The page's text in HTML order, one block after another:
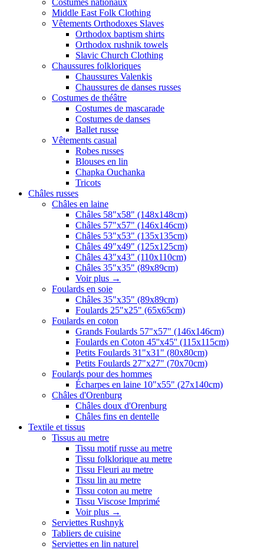
Middle East Folk Clothing
Vêtements Orthodoxes Slaves
Orthodox baptism shirts
Orthodox rushnik towels
Slavic Church Clothing
Chaussures folkloriques
Chaussures Valenkis
Chaussures de danses russes
Costumes de théâtre
Costumes de mascarade
Costumes de danses
Ballet russe
Vêtements casual
Robes russes
Blouses en lin
Chapka Ouchanka
Tricots
Châles russes
Châles en laine
Châles 58"x58" (148x148cm)
Châles 57"x57" (146x146cm)
Châles 53"x53" (135x135cm)
Châles 49"x49" (125x125cm)
Châles 43"x43" (110x110cm)
Châles 35"x35" (89x89cm)
Voir plus →
Foulards en soie
Châles 35"x35" (89x89cm)
Foulards 25"x25" (65x65cm)
Foulards en coton
Grands Foulards 57"x57" (146x146cm)
Foulards en Coton 45''x45'' (115x115cm)
Petits Foulards 31"x31" (80x80cm)
Petits Foulards 27"x27" (70x70cm)
Foulards pour des hommes
Écharpes en laine 10"x55" (27x140cm)
Châles d'Orenburg
Châles doux d'Orenburg
Châles fins en dentelle
Textile et tissus
Tissus au metre
Tissu motif russe au metre
Tissu folklorique au metre
Tissu Fleuri au metre
Tissu lin au metre
Tissu coton au metre
Tissu Viscose Imprimé
Voir plus →
Serviettes Rushnyk
Tabliers de cuisine
Serviettes en lin naturel